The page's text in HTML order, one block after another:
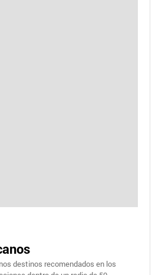
destinos recomendados en los